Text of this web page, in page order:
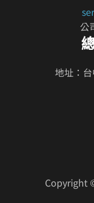
公
地址：
Copyright